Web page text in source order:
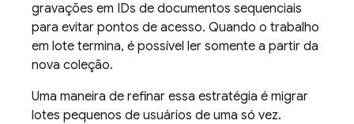
gravações em IDs de documentos sequenciais
para evitar pontos de acesso. Quando o trabalho
em lote termina, é possível ler somente a partir da
nova coleção.
Uma maneira de refinar essa estratégia é migrar
lotes pequenos de usuários de uma só vez.